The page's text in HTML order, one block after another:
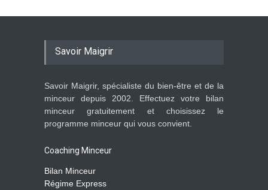
Savoir Maigrir
Savoir Maigrir, spécialiste du bien-être et de la
minceur depuis 2002. Effectuez votre bilan
minceur gratuitement et choisissez le
programme minceur qui vous convient.
Coaching Minceur
Bilan Minceur
Régime Express